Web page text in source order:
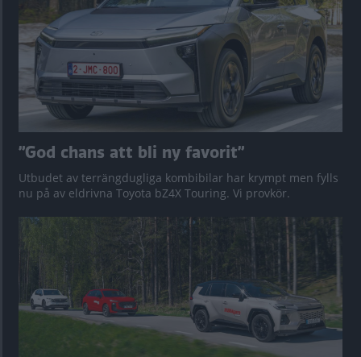
”God chans att bli ny favorit”
Utbudet av terrängdugliga kombibilar har krympt men fylls
nu på av eldrivna Toyota bZ4X Touring. Vi provkör.